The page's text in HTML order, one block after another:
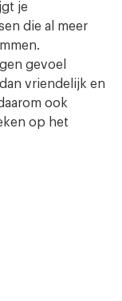
je
die al meer
gevoel
vriendelijk en
ook
op het